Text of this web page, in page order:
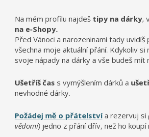
Na mém profilu najdeš tipy na dárky,
na e-Shopy.
Před Vánoci a narozeninami tady uvidíš
všechna moje aktuální přání. Kdykoliv si
svoje nápady na dárky a vše budeš mít
Ušetříš čas s vymýšlením dárků a
nevhodné dárky.
Požádej mě o přátelstvía rezervuj si
vědomí) jedno z přání dřív, než ho koupí